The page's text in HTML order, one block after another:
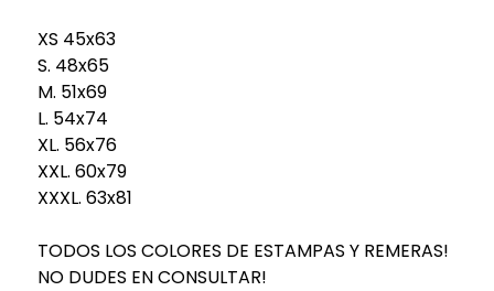
XS 45x63
S. 48x65
M. 51x69
L. 54x74
XL. 56x76
XXL. 60x79
XXXL. 63x81
TODOS LOS COLORES DE ESTAMPAS Y REMERAS!
NO DUDES EN CONSULTAR!